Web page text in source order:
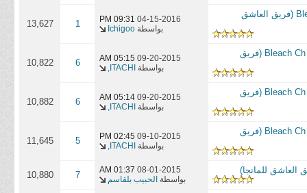
مانجا بليتش الفصل 670 بعنوان: القرمزي المثالي || Bleach Ch 670 : The Perfect Crimson (فريق العاشق 04-15-2016
09:31 PM
بواسطة Ichigoo
1
13,627
مانجا بليتش الفصل 643 بعنوان: صغيري، أمسك يدك 6 || Bleach Ch 643 : Baby, Hold Your Hand 6 (فريق 09-20-2015
05:15 AM
بواسطة
ITACHI,
6
10,822
مانجا بليتش الفصل 642 بعنوان: صغيري، أمسك يدك 5 || Bleach Ch 642 : Baby, Hold Your Hand 5 (فريق 09-20-2015
05:14 AM
بواسطة
ITACHI,
6
10,882
مانجا بليتش الفصل 641 بعنوان: صغيري، أمسك يدك 4 || Bleach Ch 641 : Baby, Hold Your Hand 4 (فريق 09-10-2015
02:45 PM
بواسطة
ITACHI,
5
11,645
08-01-2015
01:37 AM
بواسطة الحبيب بلقاسم 7
10,880